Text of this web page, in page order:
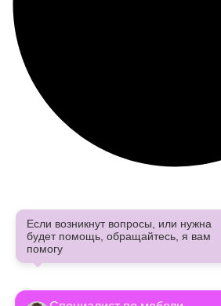
Если возникнут вопросы, или нужна
будет помощь, обращайтесь, я вам
помогу